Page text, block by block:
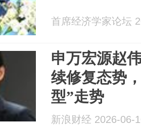
首席经济学家论坛
申万宏源赵
续修复态势
型”走势
新浪财经 2026-06-